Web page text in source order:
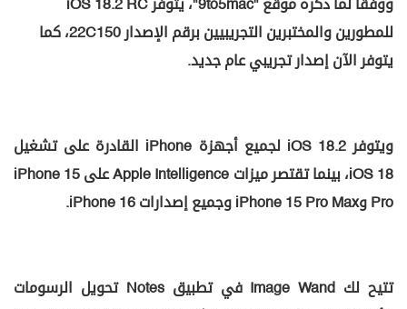
ووفقا لما ذكره موقع "9to5mac"، يتوفر iOS 18.2 RC
للمطورين والمختبرين التجريبيين برقم الإصدار 22C150، كما
يتوفر الآن إصدار تجريبي عام جديد.
ويتوفر iOS 18.2 لجميع أجهزة iPhone القادرة على تشغيل
iOS 18، بينما تقتصر ميزات Apple Intelligence على iPhone 15
Pro وiPhone 15 Pro Max وجميع إصدارات iPhone 16.
تتيح لك Image Wand في تطبيق Notes تحويل الرسومات